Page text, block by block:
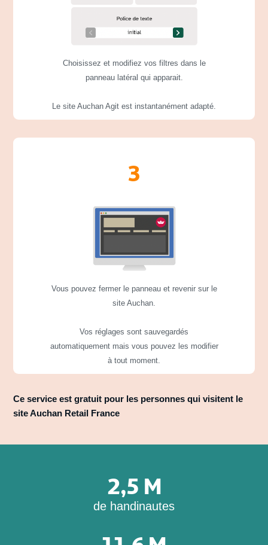
Choisissez et modifiez vos filtres dans le
panneau latéral qui apparait.
Le site Auchan Agit est instantanément adapté.
3
Vous pouvez fermer le panneau et revenir sur le
site Auchan.
Vos réglages sont sauvegardés
automatiquement mais vous pouvez les modifier
à tout moment.
Ce service est gratuit pour les personnes qui visitent le
site Auchan Retail France
2,5 M
de handinautes